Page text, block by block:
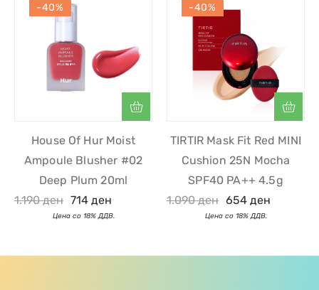
-40%
House Of Hur Moist
Ampoule Blusher #02
Deep Plum 20ml
1.190ден 714 ден
-40%
TIRTIR Mask Fit Red MINI
Cushion 25N Mocha
SPF40 PA++ 4.5g
1.090ден 654 ден